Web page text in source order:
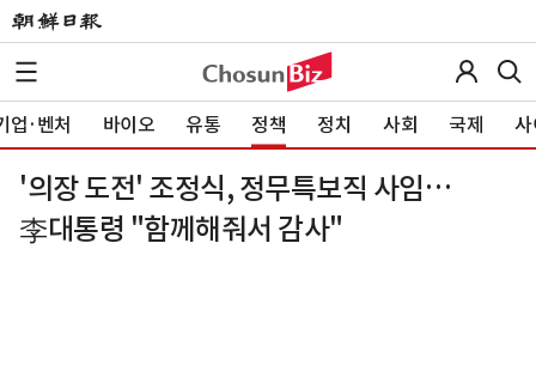
업·벤처 바이오 유통 정책 정치 사회 국제 사
'의장 도전' 조정식, 정무특보직 사임…
李대통령 "함께해줘서 감사"